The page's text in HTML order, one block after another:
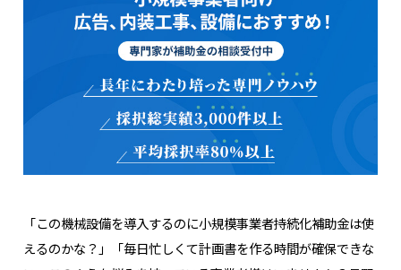
「この機械設備を導入するのに小規模事業者持続化補助金は使
えるのかな？」「毎日忙しくて計画書を作る時間が確保できな